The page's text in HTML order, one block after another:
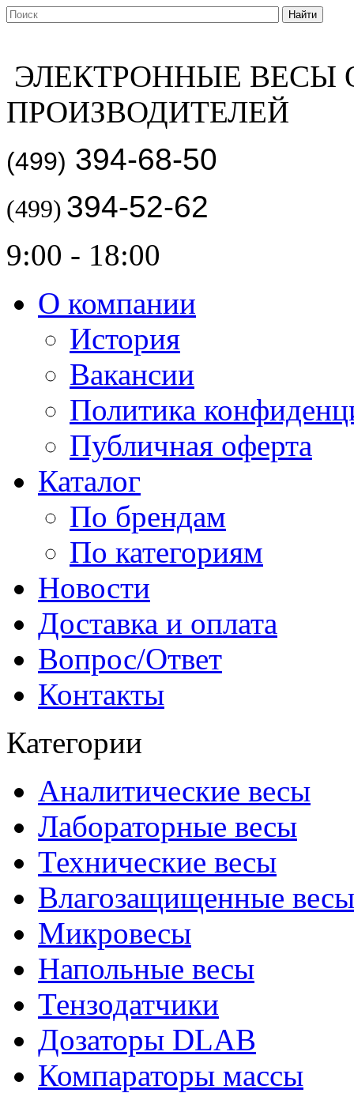
ЭЛЕКТРОННЫЕ ВЕСЫ
ПРОИЗВОДИТЕЛЕЙ
(499) 394-68-50
(499) 394-52-62
9:00 - 18:00
О компании
История
Вакансии
Политика
Публичная оферта
Каталог
По брендам
По категориям
Новости
Доставка и оплата
Вопрос/Ответ
Контакты
Категории
Аналитические весы
Лабораторные весы
Технические весы
Влагозащищенные весы
Микровесы
Напольные весы
Тензодатчики
Дозаторы DLAB
Компараторы массы